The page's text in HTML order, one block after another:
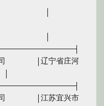
司）
　　　　│辽宁省庄河
　　　　│江苏宜兴市